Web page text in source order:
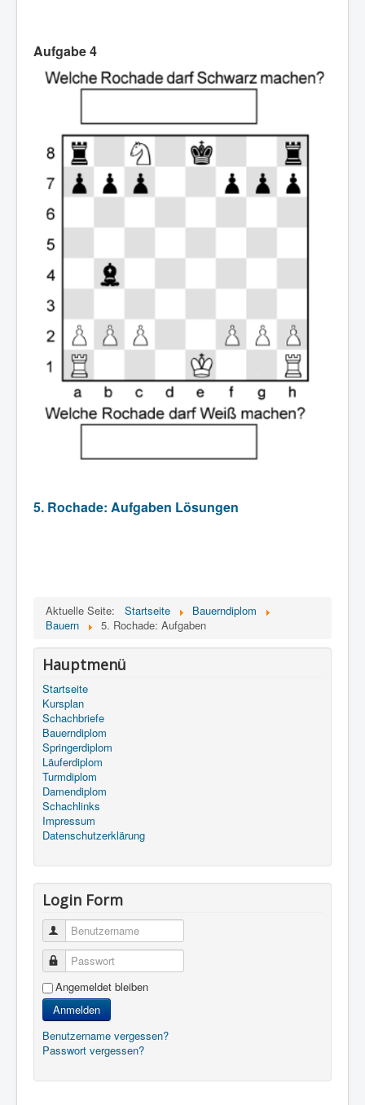
Aufgabe 4
5. Rochade: Aufgaben Lösungen
Aktuelle Seite: Startseite
Bauerndiplom
Bauern
5. Rochade: Aufgaben
Hauptmenü
Startseite
Kursplan
Schachbriefe
Bauerndiplom
Springerdiplom
Läuferdiplom
Turmdiplom
Damendiplom
Schachlinks
Impressum
Datenschutzerklärung
Login Form
Benutzername
Passwort
Angemeldet bleiben
Anmelden
Benutzername vergessen?
Passwort vergessen?